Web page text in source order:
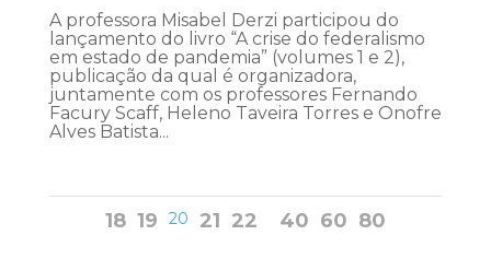
A professora Misabel Derzi participou do
lançamento do livro “A crise do federalismo
em estado de pandemia” (volumes 1 e 2),
publicação da qual é organizadora,
juntamente com os professores Fernando
Facury Scaff, Heleno Taveira Torres e Onofre
Alves Batista...
18 19 20 21 22 40 60 80